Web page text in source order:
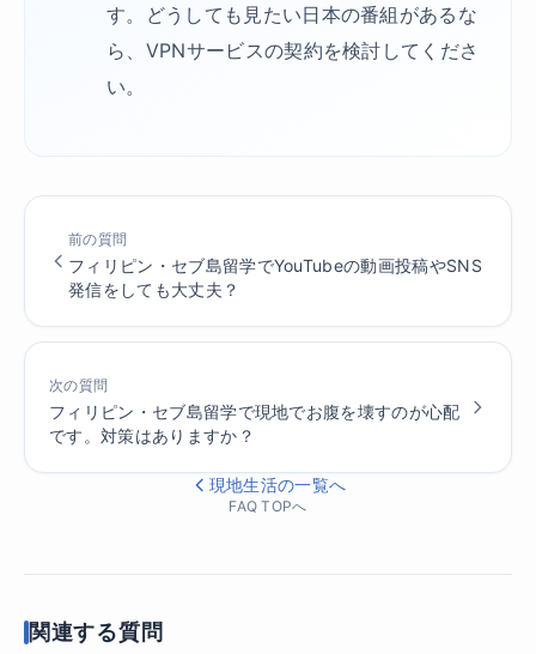
す。どうしても見たい日本の番組があるな
ら、VPNサービスの契約を検討してくださ
い。
前の質問
フィリピン・セブ島留学でYouTubeの動画投稿やSNS
発信をしても大丈夫？
次の質問
フィリピン・セブ島留学で現地でお腹を壊すのが心配
です。対策はありますか？
現地生活の一覧へ
FAQ TOPへ
関連する質問